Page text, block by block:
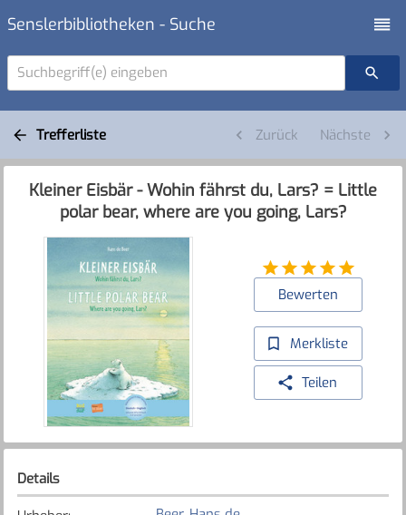
Senslerbibliotheken - Suche
Suchbegriff(e) eingeben
Trefferliste Zurück Nächste
Kleiner Eisbär - Wohin fährst du, Lars? = Little
polar bear, where are you going, Lars?
Bewerten
Merkliste
Teilen
Details